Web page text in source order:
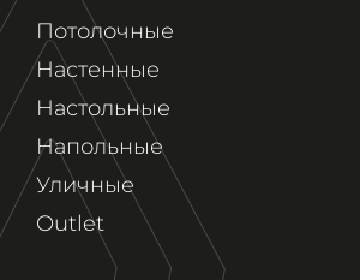
Потолочные
Настенные
Настольные
Напольные
Уличные
Outlet